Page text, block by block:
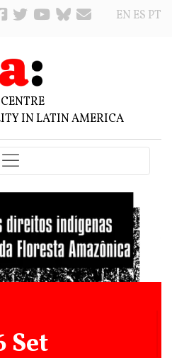
EN ES PT
IN LATIN AMERICA
Set